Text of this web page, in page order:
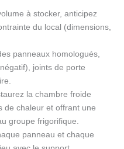
à stocker, anticipez
du local (dimensions,
panneaux homologués,
joints de porte
la chambre froide
de chaleur et offrant une
groupe frigorifique.
panneau et chaque